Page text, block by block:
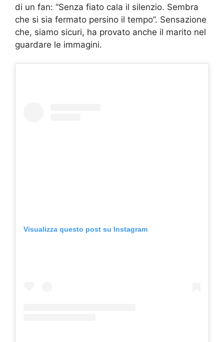
di un fan: “Senza fiato cala il silenzio. Sembra
che si sia fermato persino il tempo”. Sensazione
che, siamo sicuri, ha provato anche il marito nel
guardare le immagini.
Visualizza questo post su Instagram